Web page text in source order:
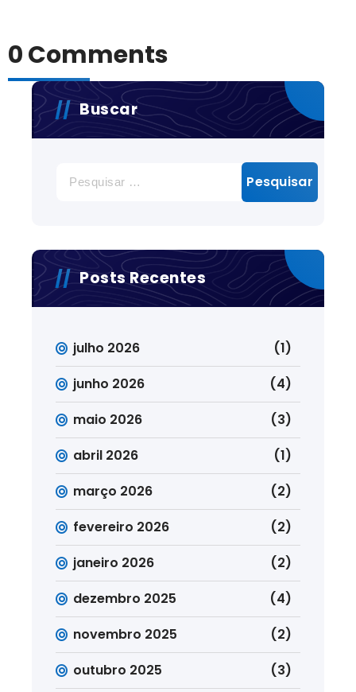
0 Comments
Buscar
por:
Posts Recentes
julho 2026
(1)
junho 2026
(4)
maio 2026
(3)
abril 2026
(1)
março 2026
(2)
fevereiro 2026
(2)
janeiro 2026
(2)
dezembro 2025
(4)
novembro 2025
(2)
outubro 2025
(3)